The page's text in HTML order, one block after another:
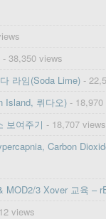
- 38,350 views
라임(Soda Lime) -
Island, 뤼다오) - 18,970
보여주기 - 18,707 views
Carbon
MOD2/3 Xover 교육 –
views